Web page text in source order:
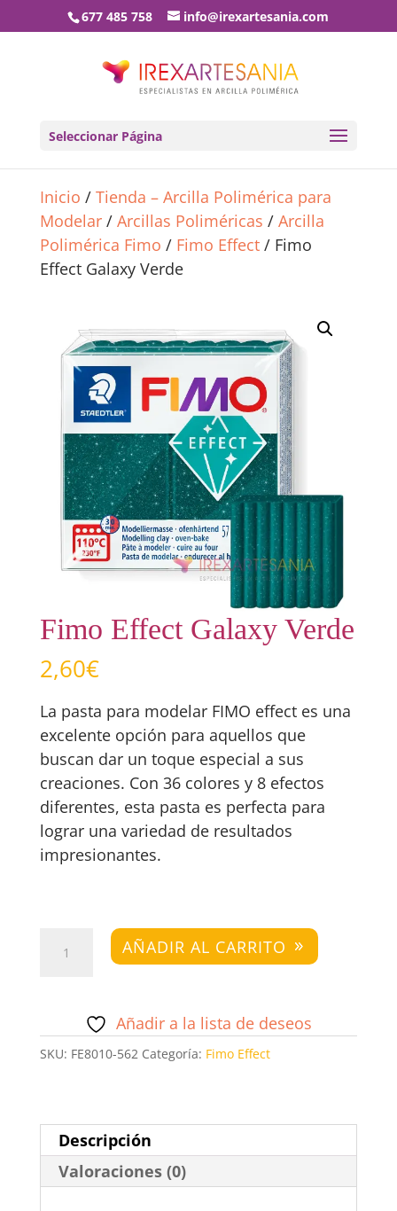
677 485 758 info@irexartesania.com
Seleccionar Página
Inicio / Tienda – Arcilla Polimérica para
Modelar/ Arcillas Poliméricas / Arcilla
Polimérica Fimo / Fimo Effect/ Fimo
Effect Galaxy Verde
Fimo Effect Galaxy Verde
2,60€
La pasta para modelar FIMO effect es una
excelente opción para aquellos que
buscan dar un toque especial a sus
creaciones. Con 36 colores y 8 efectos
diferentes, esta pasta es perfecta para
lograr una variedad de resultados
impresionantes.
Effect
cantidad
AÑADIR AL CARRITO
Añadir a la lista de deseos
SKU: FE8010-562 Categoría: Fimo Effect
Descripción
Valoraciones (0)